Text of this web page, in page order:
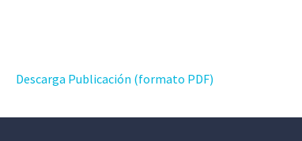
Descarga Publicación (formato PDF)